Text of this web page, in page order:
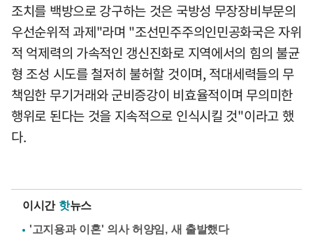
조치를 백방으로 강구하는 것은 국방성 무장장비부문의
우선순위적 과제"라며 "조선민주주의인민공화국은 자위
적 억제력의 가속적인 갱신진화로 지역에서의 힘의 불균
형 조성 시도를 철저히 불허할 것이며, 적대세력들의 무
책임한 무기거래와 군비증강이 비효율적이며 무의미한
행위로 된다는 것을 지속적으로 인식시킬 것"이라고 했
다.
이시간 핫뉴스
'고지용과 이혼' 의사 허양임, 새 출발했다